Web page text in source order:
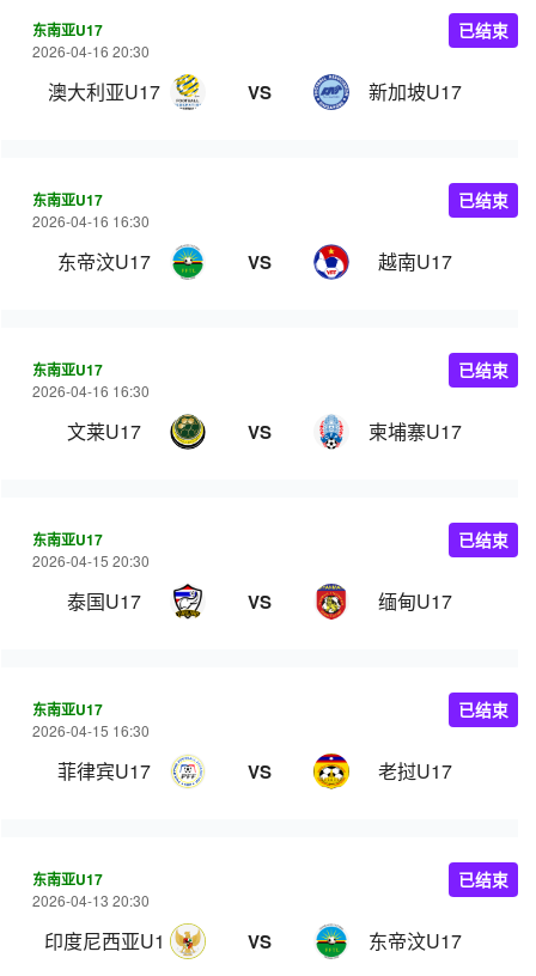
东南亚U17
2026-04-16 20:30
澳大利亚U17 VS 新加坡U17
已结束
东南亚U17
2026-04-16 16:30
东帝汶U17 VS 越南U17
已结束
东南亚U17
2026-04-16 16:30
文莱U17 VS 柬埔寨U17
已结束
东南亚U17
2026-04-15 20:30
泰国U17 VS 缅甸U17
已结束
东南亚U17
2026-04-15 16:30
菲律宾U17 VS 老挝U17
已结束
东南亚U17
2026-04-13 20:30
印度尼西亚U17 VS 东帝汶U17
已结束